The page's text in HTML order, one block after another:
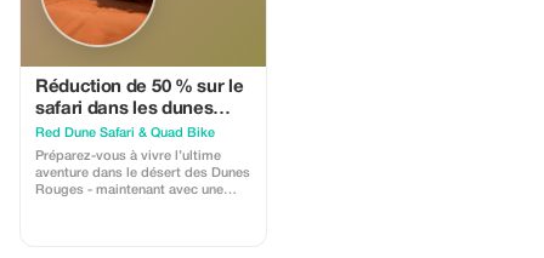
Réduction de 50 % sur le
safari dans les dunes
rouges et l'aventure en
quad !
Red Dune Safari & Quad Bike
Préparez-vous à vivre l’ultime
aventure dans le désert des Dunes
Rouges - maintenant avec une